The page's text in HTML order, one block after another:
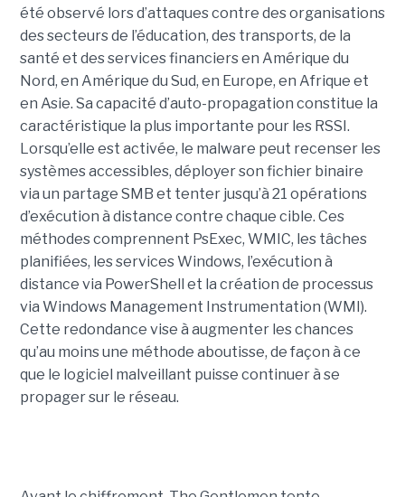
été observé lors d’attaques contre des organisations
des secteurs de l’éducation, des transports, de la
santé et des services financiers en Amérique du
Nord, en Amérique du Sud, en Europe, en Afrique et
en Asie. Sa capacité d’auto-propagation constitue la
caractéristique la plus importante pour les RSSI.
Lorsqu’elle est activée, le malware peut recenser les
systèmes accessibles, déployer son fichier binaire
via un partage SMB et tenter jusqu’à 21 opérations
d’exécution à distance contre chaque cible. Ces
méthodes comprennent PsExec, WMIC, les tâches
planifiées, les services Windows, l’exécution à
distance via PowerShell et la création de processus
via Windows Management Instrumentation (WMI).
Cette redondance vise à augmenter les chances
qu’au moins une méthode aboutisse, de façon à ce
que le logiciel malveillant puisse continuer à se
propager sur le réseau.